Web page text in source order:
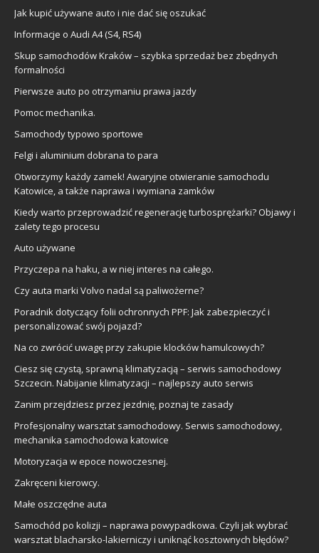
Jak kupić używane auto i nie dać się oszukać
Informacje o Audi A4 (S4, RS4)
Skup samochodów Kraków – szybka sprzedaż bez zbędnych
formalności
Pierwsze auto po otrzymaniu prawa jazdy
Pomoc mechanika.
Samochody typowo sportowe
Felgi i aluminium dobrana to para
Otworzymy każdy zamek! Awaryjne otwieranie samochodu
Katowice, a także naprawa i wymiana zamków
Kiedy warto przeprowadzić regenerację turbosprężarki? Objawy i
zalety tego procesu
Auto używane
Przyczepa na haku, a w niej interes na całego.
Czy auta marki Volvo nadal są paliwożerne?
Poradnik dotyczący folii ochronnych PPF: Jak zabezpieczyć i
personalizować swój pojazd?
Na co zwrócić uwagę przy zakupie klocków hamulcowych?
Ciesz się czystą, sprawną klimatyzacją – serwis samochodowy
Szczecin. Nabijanie klimatyzacji – najlepszy auto serwis
Zanim przejdziesz przez jezdnię, poznaj te zasady
Profesjonalny warsztat samochodowy. Serwis samochodowy,
mechanika samochodowa katowice
Motoryzacja w epoce nowoczesnej.
Zakręceni kierowcy.
Małe oszczędne auta
Samochód po kolizji – naprawa powypadkowa. Czyli jak wybrać
warsztat blacharsko-lakierniczy i uniknąć kosztownych błędów?